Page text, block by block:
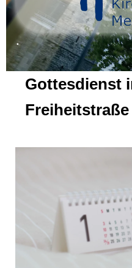
.
Gottesdienst
Freiheitstraße